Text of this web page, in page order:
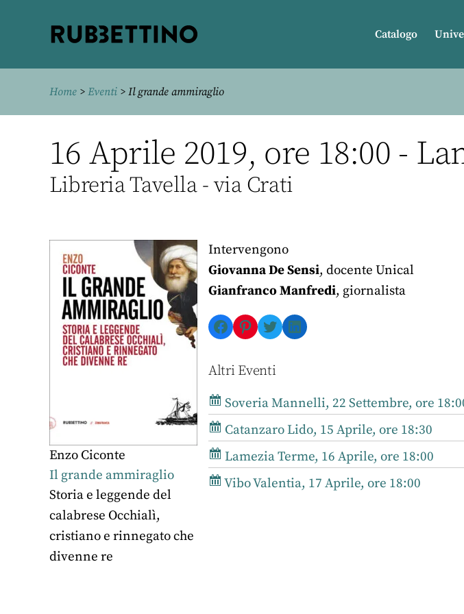
Catalogo
Home > Eventi > Il grande ammiraglio
16 Aprile 2019, ore 18:00 -
Libreria Tavella - via Crati
Enzo Ciconte
Il grande ammiraglio
Storia e leggende del
calabrese Occhialì,
cristiano e rinnegato che
divenne re
Intervengono
Giovanna De Sensi, docente Unical
Gianfranco Manfredi, giornalista
Facebook
Pinterest
TwitterLinkedIn
Altri Eventi
Soveria Mannelli, 22 Settembre, ore
Catanzaro Lido, 15 Aprile, ore 18:30
Lamezia Terme, 16 Aprile, ore 18:00
Vibo Valentia, 17 Aprile, ore 18:00